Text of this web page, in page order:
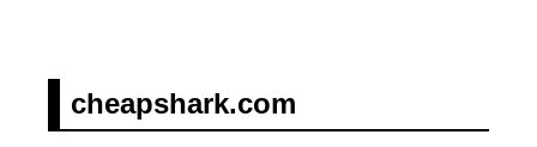
cheapshark.com